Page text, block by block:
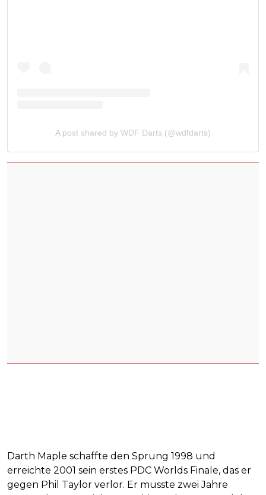
A post shared by WDF Darts (@wdfdarts)
Darth Maple schaffte den Sprung 1998 und
erreichte 2001 sein erstes PDC Worlds Finale, das er
gegen Phil Taylor verlor. Er musste zwei Jahre